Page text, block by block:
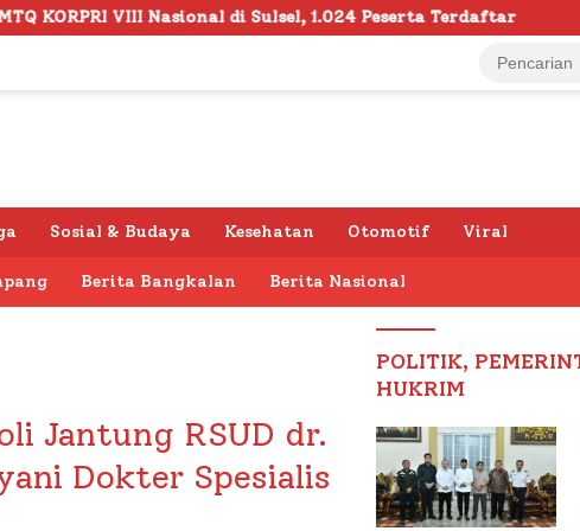
di Sulsel, 1.024 Peserta Terdaftar Semarak HUT RI ke
Sosial & Budaya Kesehatan Otomotif Viral
Berita Bangkalan Berita Nasional
Jantung RSUD dr.
Dokter Spesialis
POLITIK,
HUKRIM